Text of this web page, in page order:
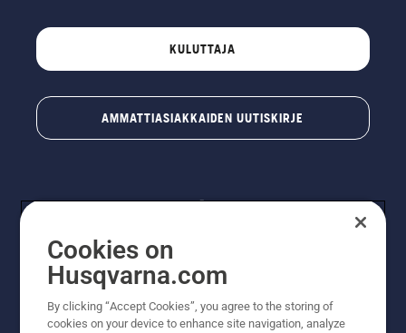
KULUTTAJA
AMMATTIASIAKKAIDEN UUTISKIRJE
© Husqvarna AB (publ). Kaikki oikeudet pidätetään.
Hinnat ovat suositushintoja. Varaamme oikeudet
Cookies on
Husqvarna.com
By clicking “Accept Cookies”, you agree to the storing of
cookies on your device to enhance site navigation, analyze